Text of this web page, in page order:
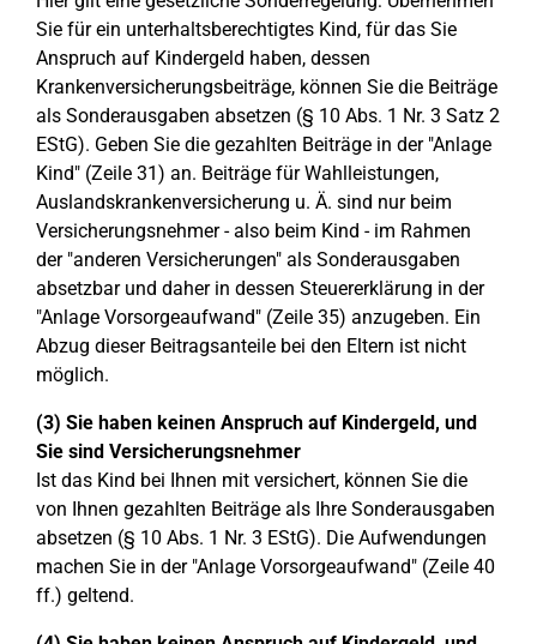
Sie für ein unterhaltsberechtigtes Kind, für das Sie
Anspruch auf Kindergeld haben, dessen
Krankenversicherungsbeiträge, können Sie die Beiträge
als Sonderausgaben absetzen (§ 10 Abs. 1 Nr. 3 Satz 2
EStG). Geben Sie die gezahlten Beiträge in der "Anlage
Kind" (Zeile 31) an. Beiträge für Wahlleistungen,
Auslandskrankenversicherung u. Ä. sind nur beim
Versicherungsnehmer - also beim Kind - im Rahmen
der "anderen Versicherungen" als Sonderausgaben
absetzbar und daher in dessen Steuererklärung in der
"Anlage Vorsorgeaufwand" (Zeile 35) anzugeben. Ein
Abzug dieser Beitragsanteile bei den Eltern ist nicht
möglich.
(3) Sie haben keinen Anspruch auf Kindergeld, und
Sie sind Versicherungsnehmer
Ist das Kind bei Ihnen mit versichert, können Sie die
von Ihnen gezahlten Beiträge als Ihre Sonderausgaben
absetzen (§ 10 Abs. 1 Nr. 3 EStG). Die Aufwendungen
machen Sie in der "Anlage Vorsorgeaufwand" (Zeile 40
ff.) geltend.